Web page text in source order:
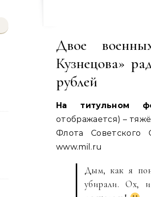
Двое
Кузнецова»
рублей
На титульном
отображается) –
Флота
www.mil.ru
Дым, как я
убирали. Ох,